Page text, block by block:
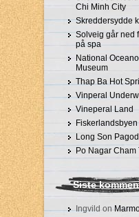
Chi Minh City
Skreddersydde
Solveig går ned
på spa
National
Museum
Thap Ba Hot
Vinperal
Vineperal Land
Fiskerlandsbyen
Long Son
Po Nagar Cham
Siste
Ingvild on